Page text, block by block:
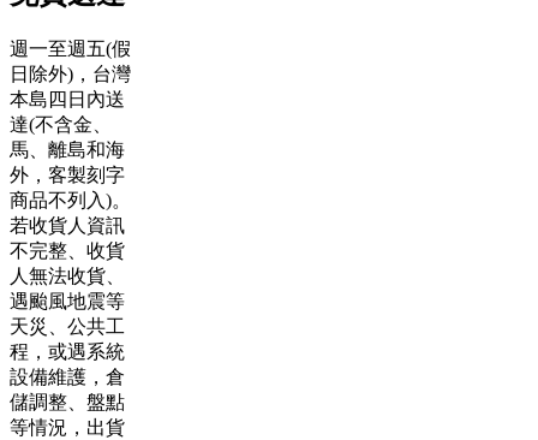
週一至週五(假
日除外)，台灣
本島四日內送
達(不含金、
馬、離島和海
外，客製刻字
商品不列入)。
若收貨人資訊
不完整、收貨
人無法收貨、
遇颱風地震等
天災、公共工
程，或遇系統
設備維護，倉
儲調整、盤點
等情況，出貨